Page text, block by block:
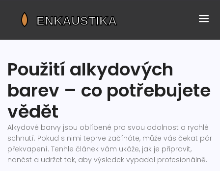
Použití alkydových
barev – co potřebujete
vědět
Alkydové barvy jsou oblíbené pro svou odolnost a rychlé
schnutí. Pokud s nimi teprve začínáte, může vás čekat pár
překvapení. Tenhle článek vám ukáže, jak je připravit,
nanést a udržet tak, aby výsledek vypadal profesionálně.